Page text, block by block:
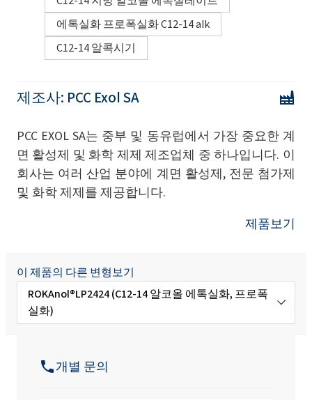
에톡실화 프로폭실화 C12-14 alk
C12-14 알콕시기
제조사: PCC Exol SA
PCC EXOL SA는 중부 및 동유럽에서 가장 중요한 계
면 활성제 및 화학 제제 제조업체 중 하나입니다. 이
회사는 여러 산업 분야에 계면 활성제, 전문 첨가제
및 화학 제제를 제공합니다.
제품보기
이 제품의 다른 변형보기
ROKAnol®LP2424 (C12-14 알코올 에톡실화, 프로폭
실화)
개별 문의